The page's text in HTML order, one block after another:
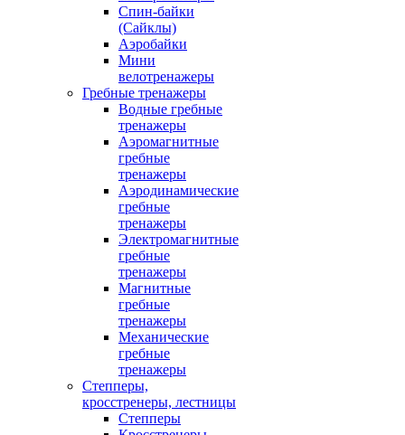
Спин-байки
(Сайклы)
Аэробайки
Мини
велотренажеры
Гребные тренажеры
Водные гребные
тренажеры
Аэромагнитные
гребные
тренажеры
Аэродинамические
гребные
тренажеры
Электромагнитные
гребные
тренажеры
Магнитные
гребные
тренажеры
Механические
гребные
тренажеры
Степперы,
кросстренеры, лестницы
Степперы